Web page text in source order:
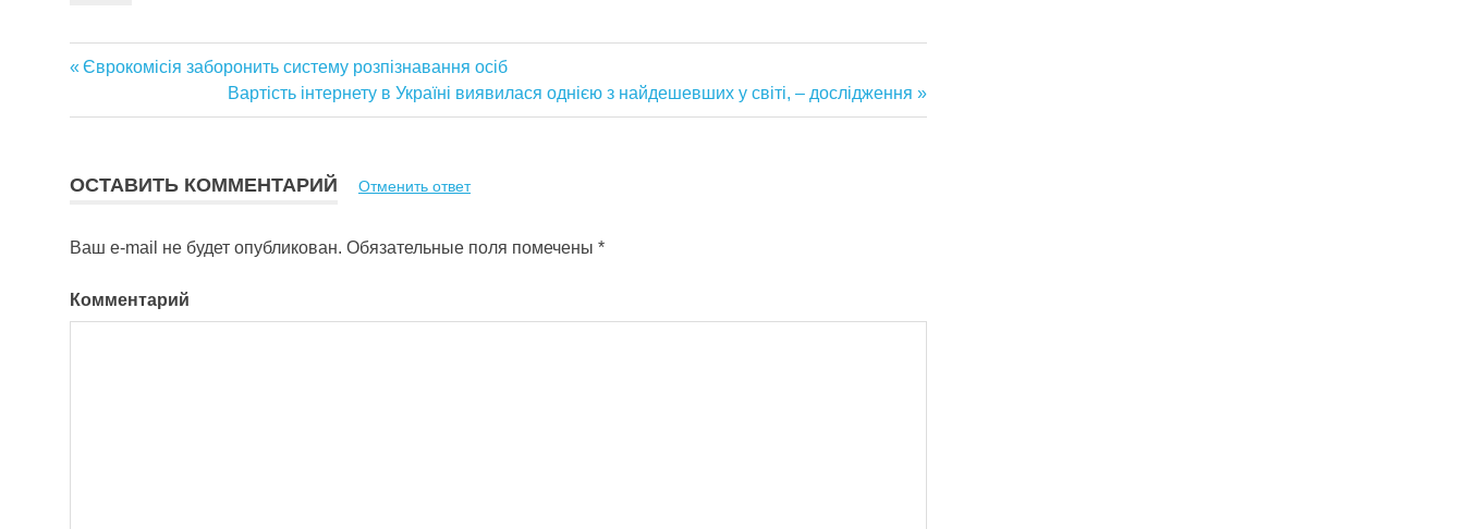
записям
Предыдущая
Єврокомісія заборонить систему розпізнавання осіб
Следующая
запись:
Вартість інтернету в Україні виявилася однією з найдешевших у світі, – дослідження
ОСТАВИТЬ КОММЕНТАРИЙ Отменить ответ
Ваш e-mail не будет опубликован. Обязательные поля помечены *
Комментарий